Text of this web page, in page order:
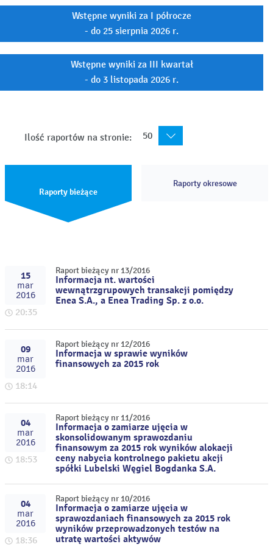
Wstępne wyniki za I półrocze
- do 25 sierpnia 2026 r.
Wstępne wyniki za III kwartał
- do 3 listopada 2026 r.
Ilość raportów na stronie: 50
Raporty bieżące
Raporty okresowe
15
mar
2016
20:35
Raport bieżący nr 13/2016
Informacja nt. wartości
wewnątrzgrupowych transakcji pomiędzy
Enea S.A., a Enea Trading Sp. z o.o.
09
mar
2016
18:14
Raport bieżący nr 12/2016
Informacja w sprawie wyników
finansowych za 2015 rok
04
mar
2016
18:53
Raport bieżący nr 11/2016
Informacja o zamiarze ujęcia w
skonsolidowanym sprawozdaniu
finansowym za 2015 rok wyników alokacji
ceny nabycia kontrolnego pakietu akcji
spółki Lubelski Węgiel Bogdanka S.A.
04
mar
2016
18:36
Raport bieżący nr 10/2016
Informacja o zamiarze ujęcia w
sprawozdaniach finansowych za 2015 rok
wyników przeprowadzonych testów na
utratę wartości aktywów